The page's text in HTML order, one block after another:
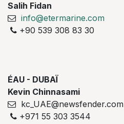
Salih Fidan
info@etermarine.com
+90 539 308 83 30
ÉAU - DUBAÏ
Kevin Chinnasami
kc_UAE@newsfender.com
+971 55 303 3544